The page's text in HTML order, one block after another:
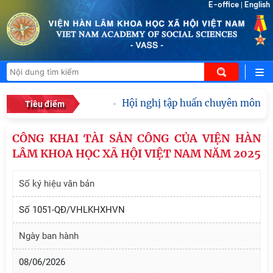
E-office English
Tiêu điểm Hội nghị tập huấn chuyên môn,
CÔNG KHAI TÀI SẢN CÔNG CỦA VIỆN HÀN
LÂM KHOA HỌC XÃ HỘI VIỆT NAM NĂM 2025
Số ký hiệu văn bản
Số 1051-QĐ/VHLKHXHVN
Ngày ban hành
08/06/2026